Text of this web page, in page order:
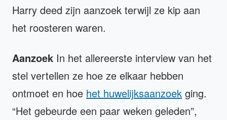
Harry deed zijn aanzoek terwijl ze kip aan
het roosteren waren.
Aanzoek In het allereerste interview van het
stel vertellen ze hoe ze elkaar hebben
ontmoet en hoe het huwelijksaanzoek ging.
“Het gebeurde een paar weken geleden”,